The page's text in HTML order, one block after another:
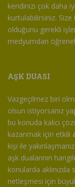
kendinizi çok daha iyi
kurtulabilirsiniz. Size
olduğunu gerekli
medyumdan
AŞK DUASI
Vazgeçilmez biri
olsun istiyorsanız
bu konuda kalıcı
kazanmak için etkili
kişi ile
aşk dualarının
konularda
netleşmesi için